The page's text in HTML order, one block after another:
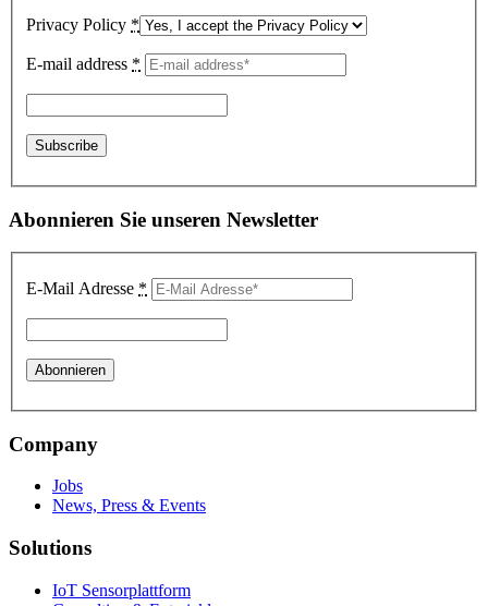
Privacy Policy *
E-mail address *
Abonnieren Sie unseren Newsletter
E-Mail Adresse *
Company
Jobs
News, Press & Events
Solutions
IoT Sensorplattform